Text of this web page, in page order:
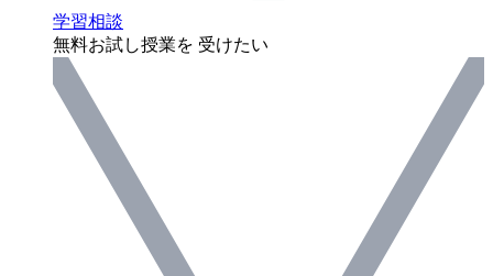
学習相談
無料お試し授業を 受けたい